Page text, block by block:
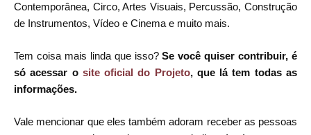
Contemporânea, Circo, Artes Visuais, Percussão, Construção
de Instrumentos, Vídeo e Cinema e muito mais.
Tem coisa mais linda que isso?Se você quiser contribuir, é
só acessar o site oficial do Projeto, que lá tem todas as
informações.
Vale mencionar que eles também adoram receber as pessoas